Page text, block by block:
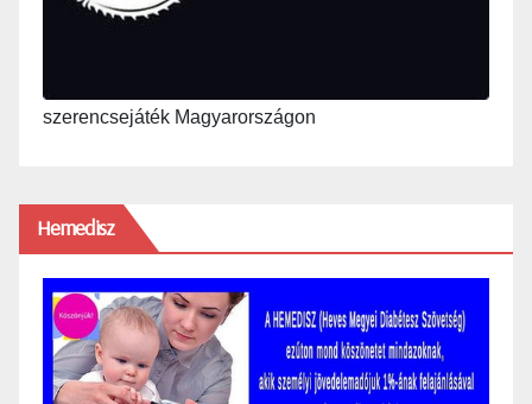
szerencsejáték Magyarországon
Hemedisz